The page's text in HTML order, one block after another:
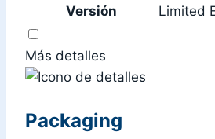
Versión Limited
Más detalles
Packaging